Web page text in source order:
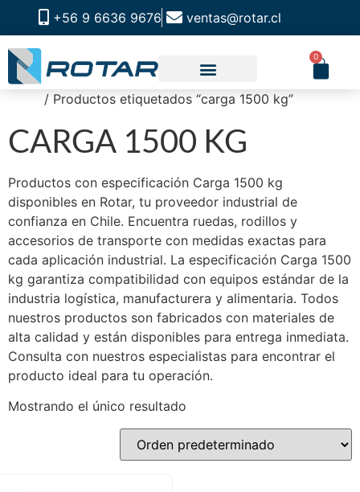
+56 9 6636 9676 ventas@rotar.cl
0
/ Productos etiquetados “carga 1500 kg”
CARGA 1500 KG
Productos con especificación Carga 1500 kg
disponibles en Rotar, tu proveedor industrial de
confianza en Chile. Encuentra ruedas, rodillos y
accesorios de transporte con medidas exactas para
cada aplicación industrial. La especificación Carga 1500
kg garantiza compatibilidad con equipos estándar de la
industria logística, manufacturera y alimentaria. Todos
nuestros productos son fabricados con materiales de
alta calidad y están disponibles para entrega inmediata.
Consulta con nuestros especialistas para encontrar el
producto ideal para tu operación.
Mostrando el único resultado